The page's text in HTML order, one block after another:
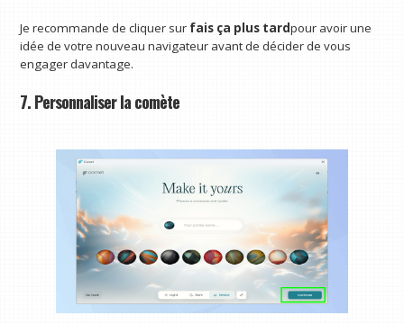
Je recommande de cliquer sur fais ça plus tardpour avoir une
idée de votre nouveau navigateur avant de décider de vous
engager davantage.
7. Personnaliser la comète